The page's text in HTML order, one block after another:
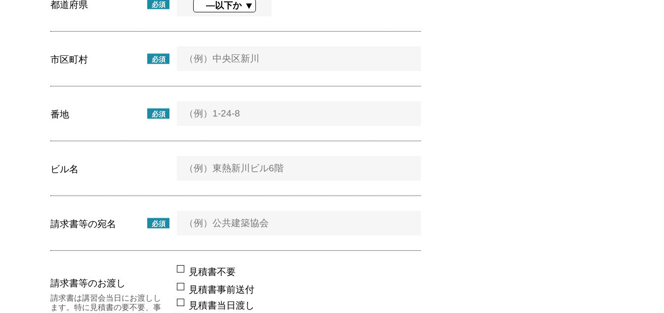
都道府県 必須
市区町村 必須
番地 必須
ビル名
請求書等の宛名 必須
請求書等のお渡し
請求書は講習会当日にお渡しし
ます。特に見積書の要不要、事
見積書不要
見積書事前送付
見積書当日渡し